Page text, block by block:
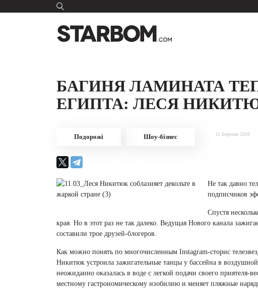
БАГИНЯ ЛАМИНАТА
ЕГИПТА: ЛЕСЯ
Подорожі Шоу-бізнес 11 Березня 2019
Не так давно
подписчиков
Спустя
края. Но в этот раз не так далеко. Ведущая Нового канала
составили трое друзей-блогеров.
Как можно понять по многочисленным Instagram-сторис
Никитюк устроила зажигательные танцы у бассейна в
неожиданно оказалась в воде с легкой подачи своего приятеля-
местному гастрономическому изобилию и меняет пляжные